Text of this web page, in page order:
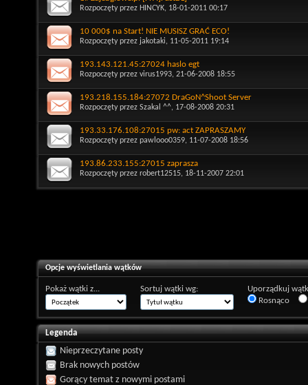
Rozpoczęty przez HINCYK, 18-01-2011 00:17
10 000$ na Start! NIE MUSISZ GRAĆ ECO!
Rozpoczęty przez jakotaki, 11-05-2011 19:14
193.143.121.45:27024 haslo egt
Rozpoczęty przez virus1993, 21-06-2008 18:55
193.218.155.184:27072 DraGoN^Shoot Server
Rozpoczęty przez Szakal ^^, 17-08-2008 20:31
193.33.176.108:27015 pw: act ZAPRASZAMY
Rozpoczęty przez pawlooo0359, 11-07-2008 18:56
193.86.233.155:27015 zaprasza
Rozpoczęty przez robert12515, 18-11-2007 22:01
Opcje wyświetlania wątków
Pokaż wątki z... Sortuj wątki wg:
Uporządkuj
Rosnąco
Legenda
Nieprzeczytane posty
Brak nowych postów
Gorący temat z nowymi postami